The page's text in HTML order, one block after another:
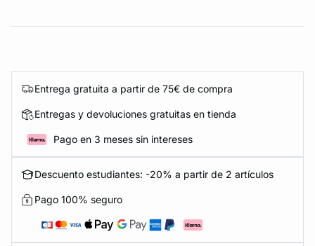
Entrega gratuita a partir de 75€ de compra
Entregas y devoluciones gratuitas en tienda
Pago en 3 meses sin intereses
Descuento estudiantes: -20% a partir de 2 artículos
Pago 100% seguro